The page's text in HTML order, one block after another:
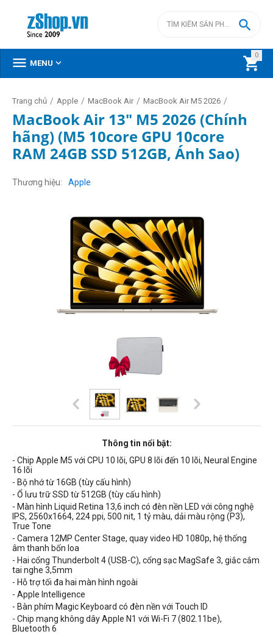
0


 MENU 
Trang chủ / Apple / MacBook Air / MacBook Air M5 2026 /
MacBook Air 13" M5 2026 (Chính
hãng) (M5 10core GPU 10core
RAM 24GB SSD 512GB, Ánh Sao)
Thương hiệu Apple
Thông tin nổi bật:
- Chip Apple M5 với CPU 10 lõi, GPU 8 lõi đến 10 lõi, Neural Engine
16 lõi
- Bộ nhớ từ 16GB (tùy cấu hình)
- Ổ lưu trữ SSD từ 512GB (tùy cấu hình)
- Màn hình Liquid Retina 13,6 inch có đèn nền LED với công nghệ
IPS, 2560x1664, 224 ppi, 500 nit, 1 tỷ màu, dải màu rộng (P3),
True Tone
- Camera 12MP Center Stage, quay video HD 1080p, hệ thống
âm thanh bốn loa
- Hai cổng Thunderbolt 4 (USB-C), cổng sạc MagSafe 3, giắc cắm
tai nghe 3,5mm
- Hỗ trợ tối đa hai màn hình ngoài
- Apple Intelligence
- Bàn phím Magic Keyboard có đèn nền với Touch ID
- Chip mạng không dây Apple N1 với Wi-Fi 7 (802.11be),
Bluetooth 6